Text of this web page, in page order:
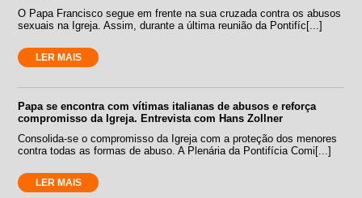
O Papa Francisco segue em frente na sua cruzada contra os abusos
sexuais na Igreja. Assim, durante a última reunião da Pontifíc[...]
LER MAIS
Papa se encontra com vítimas italianas de abusos e reforça
compromisso da Igreja. Entrevista com Hans Zollner
Consolida-se o compromisso da Igreja com a proteção dos menores
contra todas as formas de abuso. A Plenária da Pontifícia Comi[...]
LER MAIS